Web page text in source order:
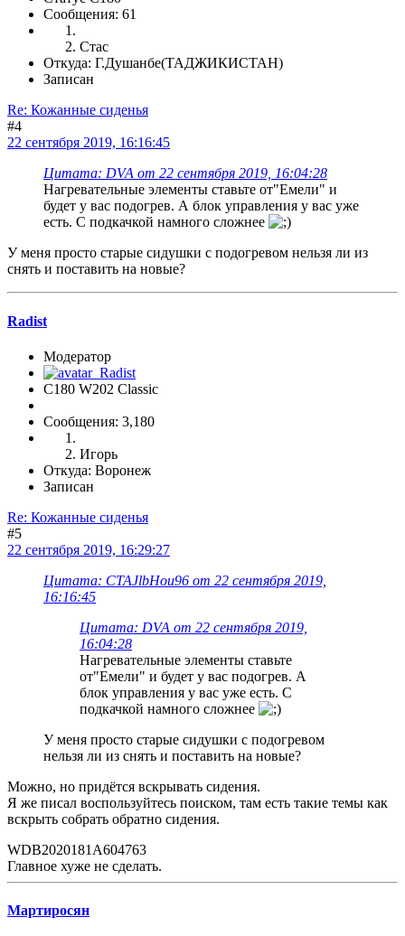
Сообщения: 61
Стас
Откуда: Г.Душанбе(ТАДЖИКИСТАН)
Записан
Re: Кожанные сиденья
#4
22 сентября 2019, 16:16:45
Цитата: DVA от 22 сентября 2019, 16:04:28
Нагревательные элементы ставьте от"Емели" и
будет у вас подогрев. А блок управления у вас уже
есть. С подкачкой намного сложнее
У меня просто старые сидушки с подогревом нельзя ли из
снять и поставить на новые?
Radist
Модератор
C180 W202 Classic
Сообщения: 3,180
Игорь
Откуда: Воронеж
Записан
Re: Кожанные сиденья
#5
22 сентября 2019, 16:29:27
Цитата: CTAJlbHou96 от 22 сентября 2019,
16:16:45
Цитата: DVA от 22 сентября 2019,
16:04:28
Нагревательные элементы ставьте
от"Емели" и будет у вас подогрев. А
блок управления у вас уже есть. С
подкачкой намного сложнее
У меня просто старые сидушки с подогревом
нельзя ли из снять и поставить на новые?
Можно, но придётся вскрывать сидения.
Я же писал воспользуйтесь поиском, там есть такие темы как
вскрыть собрать обратно сидения.
WDB2020181A604763
Главное хуже не сделать.
Мартиросян